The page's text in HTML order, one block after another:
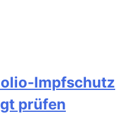
Impfschutz
prüfen